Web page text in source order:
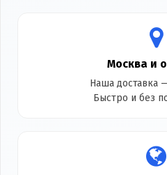
Москва и
Наша доставка
Быстро и без